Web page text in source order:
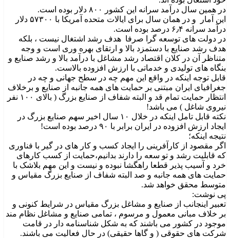
در همین سال درآمد سرانه این کشور ۸۰۰ دلار بوده است.
این آمار و در همان سال برای ایالات متحده آمریکا با ۵۷۳۰۰ دلار
درآمد سرانه ۶٫۴ درصد بوده است.
در دولت های توسعه گرا صرفا هدف رشد اشتغال نیست ، بلکه
هدف رشد صنایع با دستمزد بالا و ارتقای بهره وری است و وجه
متناظر آن در کلان اقتصاد رشد مشاغل با درآمد بالا و رشد صنایع و
بنگاه های تولیدی و خدماتی با ارزش افزوده بالاست.
قابل توجه اینکه در واقع این مهم چه در سطح جهانی و چه در
جغرافیای ایران مبتنی بر حمایت های همه جانبه از صنایع و برخلاف
انتظار حمایت تمام قد و البته شفاف از صنایع بزرگ ( بالای ۱۰۰ نفر
نیروی شاغل ) می باشد!
نکته قابل تامل اینکه در خلال ۱۰ سال اخیر سهم صنایع بزرگ در
ایجاد ارزش افزوده در ایران برابر با ۹۰ درصد بوده است!
نتیجه اینکه؛
اگر مقصود از کارآفرینی را ایجاد کسب و کار های در گیر با فناوری
که قابلیت رشد و تو سعه را دارند بدانیم،حمایت از کسب کارهای
خرد و آسیب پذیر قطعا راهگشا نبوده و نیست و این مهم بلاشک با
حمایت های همه جانبه و صد البته شفاف از صنایع بزرگ مقیاس و
متوسط محقق خواهد شد.
پی نوشت:
تعبیر اینجانب از صنایع و مشاغل بزرگ مقیاس در شرایط کنونی و
بر خلاف مبانی معمول و مرسوم ، تمامی صنایع و مشاغل نظام مند
موجود در کشور می باشند که به شکل شناسنامه دار در قامت
شرکت های حقوقی ( و گاها حقیقی) در حال فعالیت می باشند.